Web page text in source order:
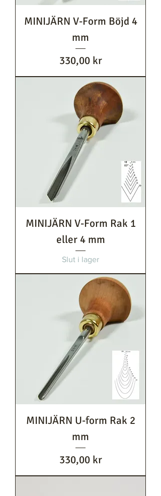
MINIJÄRN V-Form Böjd 4
mm
Pris
330,00 kr
MINIJÄRN V-Form Rak 1
eller 4 mm
Slut i lager
MINIJÄRN U-form Rak 2
mm
Pris
330,00 kr